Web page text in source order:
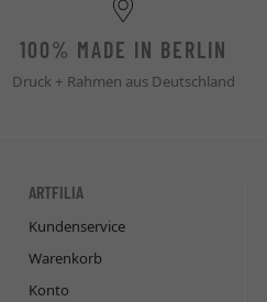
100% MADE IN BERLIN
Druck + Rahmen aus Deutschland
ARTFILIA
Kundenservice
Warenkorb
Konto